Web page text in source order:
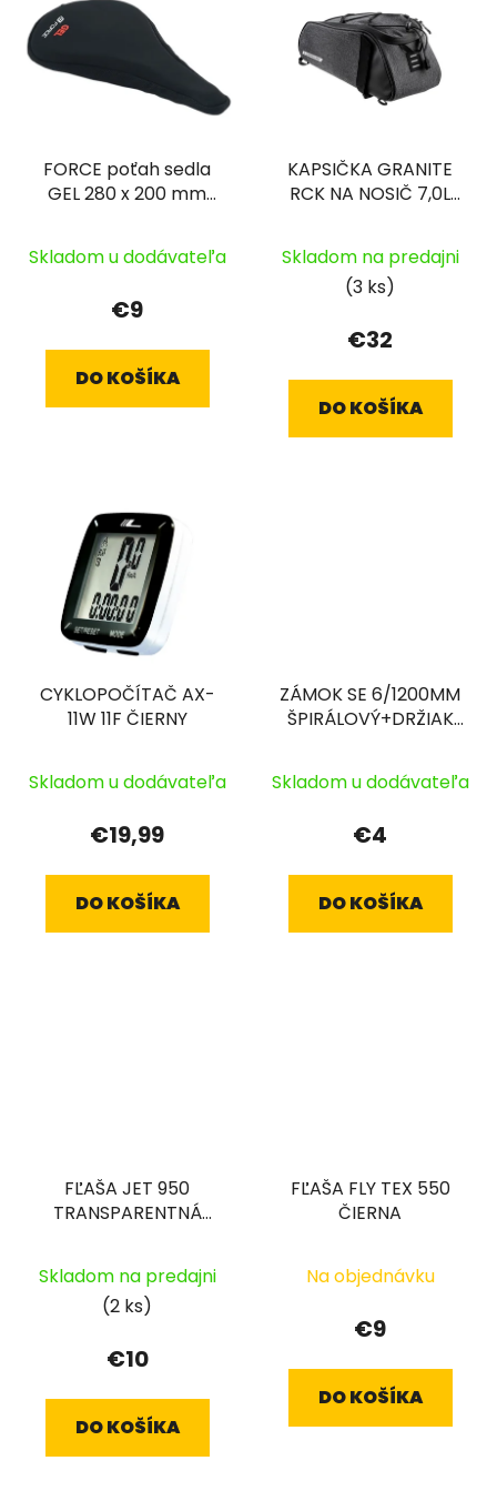
FORCE poťah sedla
GEL 280 x 200 mm
Skladom u dodávateľa
€9
DO KOŠÍKA
KAPSIČKA GRANITE
RCK NA NOSIČ 7,0L
Skladom na predajni
(3 ks)
€32
DO KOŠÍKA
CYKLOPOČÍTAČ AX-
11W 11F ČIERNY
Skladom u dodávateľa
€19,99
DO KOŠÍKA
ZÁMOK SE 6/1200MM
ŠPIRÁLOVÝ+DRŽIAK
Skladom u dodávateľa
€4
DO KOŠÍKA
FĽAŠA JET 950
TRANSPARENTNÁ
Skladom na predajni
(2 ks)
€10
DO KOŠÍKA
FĽAŠA FLY TEX 550
ČIERNA
Na objednávku
€9
DO KOŠÍKA